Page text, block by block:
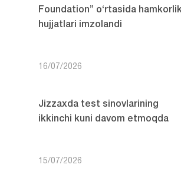
Foundation” o‘rtasida
hujjatlari imzolandi
16/07/2026
Jizzaxda test sinovlarining
ikkinchi kuni davom etmoqda
15/07/2026